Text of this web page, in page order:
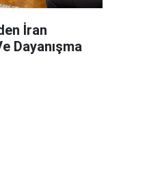
İran
Dayanışma